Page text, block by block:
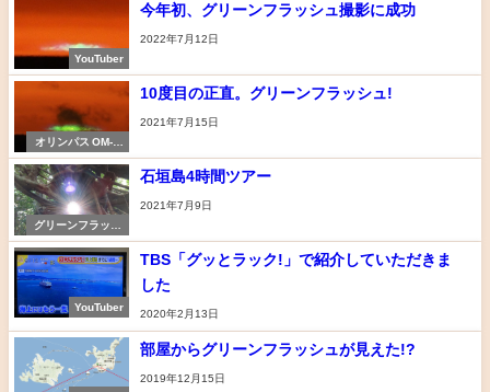
YouTuber
今年初、グリーンフラッシュ撮影に成功
2022年7月12日
オリンパス OM-D
E-M1 markⅡ
10度目の正直。グリーンフラッシュ!
2021年7月15日
グリーンフラッシ
ュ
石垣島4時間ツアー
2021年7月9日
YouTuber
TBS「グッとラック!」で紹介していただきま
した
2020年2月13日
部屋からグリーンフラッシュが見えた!?
2019年12月15日